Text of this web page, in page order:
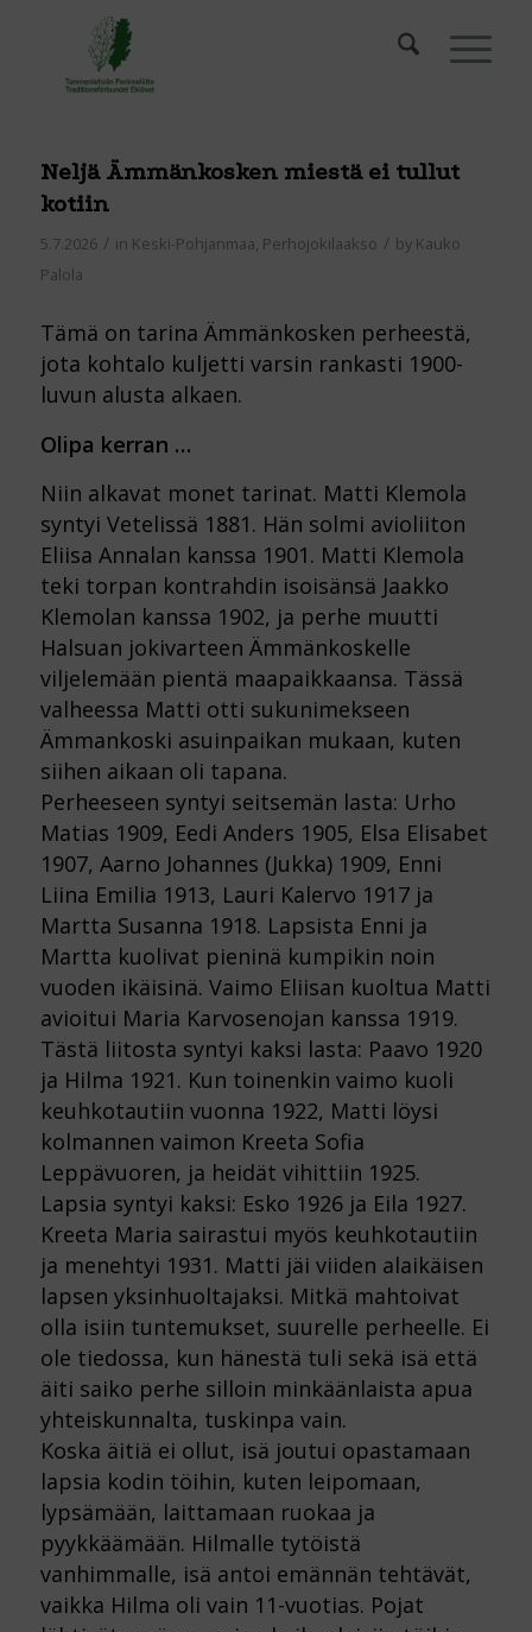
Neljä Ämmänkosken miestä ei tullut
kotiin
5.7.2026 / in Keski-Pohjanmaa, Perhojokilaakso / by Kauko
Palola
Tämä on tarina Ämmänkosken perheestä,
jota kohtalo kuljetti varsin rankasti 1900-
luvun alusta alkaen.
Olipa kerran …
Niin alkavat monet tarinat. Matti Klemola
syntyi Vetelissä 1881. Hän solmi avioliiton
Eliisa Annalan kanssa 1901. Matti Klemola
teki torpan kontrahdin isoisänsä Jaakko
Klemolan kanssa 1902, ja perhe muutti
Halsuan jokivarteen Ämmänkoskelle
viljelemään pientä maapaikkaansa. Tässä
valheessa Matti otti sukunimekseen
Ämmankoski asuinpaikan mukaan, kuten
siihen aikaan oli tapana.
Perheeseen syntyi seitsemän lasta: Urho
Matias 1909, Eedi Anders 1905, Elsa Elisabet
1907, Aarno Johannes (Jukka) 1909, Enni
Liina Emilia 1913, Lauri Kalervo 1917 ja
Martta Susanna 1918. Lapsista Enni ja
Martta kuolivat pieninä kumpikin noin
vuoden ikäisinä. Vaimo Eliisan kuoltua Matti
avioitui Maria Karvosenojan kanssa 1919.
Tästä liitosta syntyi kaksi lasta: Paavo 1920
ja Hilma 1921. Kun toinenkin vaimo kuoli
keuhkotautiin vuonna 1922, Matti löysi
kolmannen vaimon Kreeta Sofia
Leppävuoren, ja heidät vihittiin 1925.
Lapsia syntyi kaksi: Esko 1926 ja Eila 1927.
Kreeta Maria sairastui myös keuhkotautiin
ja menehtyi 1931. Matti jäi viiden alaikäisen
lapsen yksinhuoltajaksi. Mitkä mahtoivat
olla isiin tuntemukset, suurelle perheelle. Ei
ole tiedossa, kun hänestä tuli sekä isä että
äiti saiko perhe silloin minkäänlaista apua
yhteiskunnalta, tuskinpa vain.
Koska äitiä ei ollut, isä joutui opastamaan
lapsia kodin töihin, kuten leipomaan,
lypsämään, laittamaan ruokaa ja
pyykkäämään. Hilmalle tytöistä
vanhimmalle, isä antoi emännän tehtävät,
vaikka Hilma oli vain 11-vuotias. Pojat